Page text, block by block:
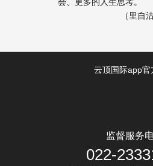
（里自
云顶国际app官
监督服务
022-